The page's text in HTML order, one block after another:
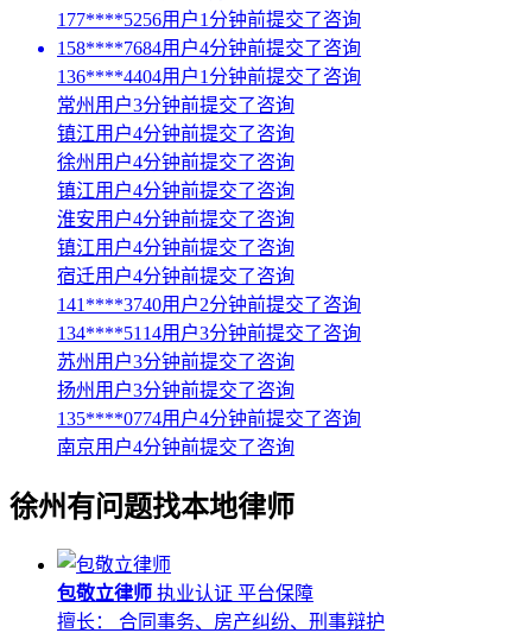
177****5256用户1分钟前提交了咨询
158****7684用户4分钟前提交了咨询
136****4404用户1分钟前提交了咨询
常州用户3分钟前提交了咨询
镇江用户4分钟前提交了咨询
徐州用户4分钟前提交了咨询
镇江用户4分钟前提交了咨询
淮安用户4分钟前提交了咨询
镇江用户4分钟前提交了咨询
宿迁用户4分钟前提交了咨询
141****3740用户2分钟前提交了咨询
134****5114用户3分钟前提交了咨询
苏州用户3分钟前提交了咨询
扬州用户3分钟前提交了咨询
135****0774用户4分钟前提交了咨询
南京用户4分钟前提交了咨询
徐州有问题找本地律师
包敬立律师 执业认证 平台保障
擅长： 合同事务、房产纠纷、刑事辩护